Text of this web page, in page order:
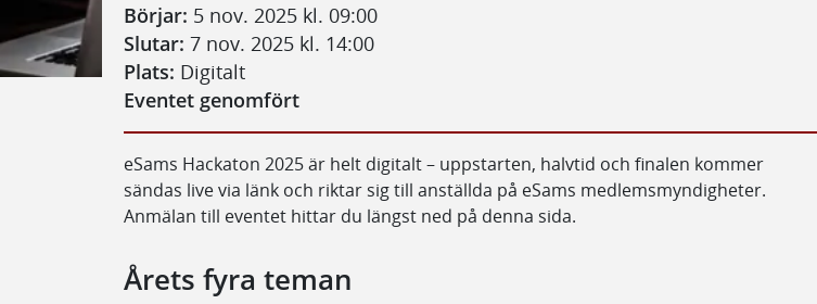
Börjar: 5 nov. 2025 kl. 09:00
Slutar: 7 nov. 2025 kl. 14:00
Plats: Digitalt
Eventet genomfört
eSams Hackaton 2025 är helt digitalt – uppstarten, halvtid och finalen kommer
sändas live via länk och riktar sig till anställda på eSams medlemsmyndigheter.
Anmälan till eventet hittar du längst ned på denna sida.
Årets fyra teman